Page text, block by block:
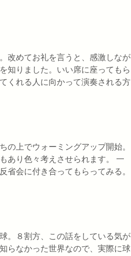
改めてお礼を言うと、感激しなが
知りました。いい席に座ってもら
くれる人に向かって演奏される方
の上でウォーミングアップ開始。
あり色々考えさせられます。 一
省会に付き合ってもらってみる。
。８割方、この話をしている気が
らなかった世界なので、実際に球